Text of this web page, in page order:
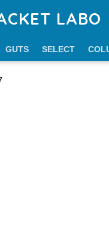
LABO
GUTS SELECT